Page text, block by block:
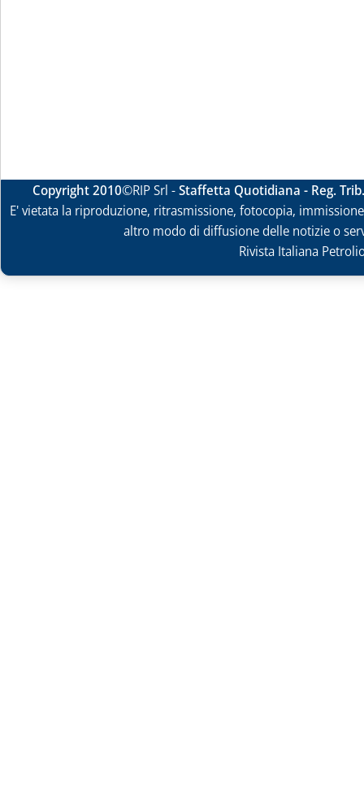
Copyright 2010©RIP Srl -Staffetta Quotidiana - Reg.
E' vietata la riproduzione, ritrasmissione, fotocopia,
altro modo di diffusione delle notizie o
Rivista Italiana